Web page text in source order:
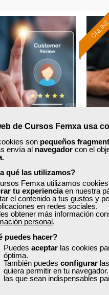
de Cursos Femxa usa
son pequeños
envía al navegador con el
.
qué las utilizamos?
Femxa utilizamos
tu experienciaen nuestra
el contenido a tus gustos y
en redes sociales.
obtener más información
personal.
puedes hacer?
Puedes aceptar las cookies
óptima.
También puedes configurar
quiera permitir en tu
las que sean indispensables
100%
autónomos.
Sector
y retención de
Gratuito
horas
(toda España)
curso
Cursos